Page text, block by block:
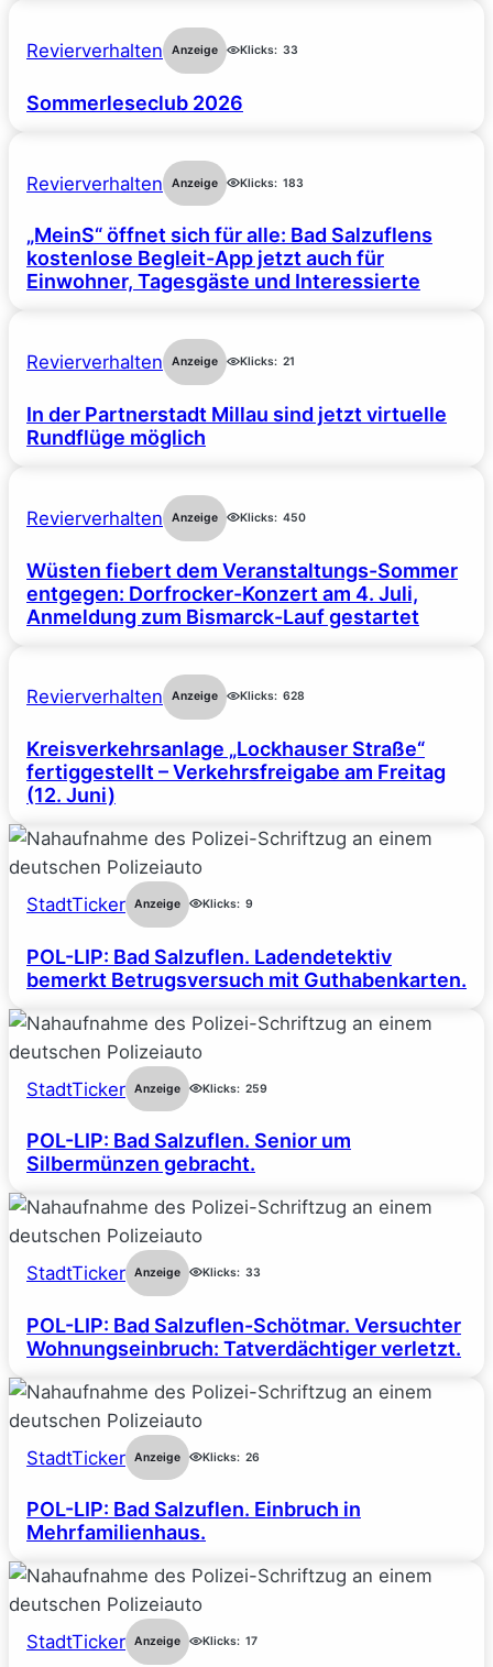
Revierverhalten Anzeige Klicks: 33
Sommerleseclub 2026
Revierverhalten Anzeige Klicks: 183
„MeinS“ öffnet sich für alle: Bad Salzuflens
kostenlose Begleit-App jetzt auch für
Einwohner, Tagesgäste und Interessierte
Revierverhalten Anzeige Klicks: 21
In der Partnerstadt Millau sind jetzt virtuelle
Rundflüge möglich
Revierverhalten Anzeige Klicks: 450
Wüsten fiebert dem Veranstaltungs-Sommer
entgegen: Dorfrocker-Konzert am 4. Juli,
Anmeldung zum Bismarck-Lauf gestartet
Revierverhalten Anzeige Klicks: 628
Kreisverkehrsanlage „Lockhauser Straße“
fertiggestellt – Verkehrsfreigabe am Freitag
(12. Juni)
StadtTicker Anzeige Klicks: 9
POL-LIP: Bad Salzuflen. Ladendetektiv
bemerkt Betrugsversuch mit Guthabenkarten.
StadtTicker Anzeige Klicks: 259
POL-LIP: Bad Salzuflen. Senior um
Silbermünzen gebracht.
StadtTicker Anzeige Klicks: 33
POL-LIP: Bad Salzuflen-Schötmar. Versuchter
Wohnungseinbruch: Tatverdächtiger verletzt.
StadtTicker Anzeige Klicks: 26
POL-LIP: Bad Salzuflen. Einbruch in
Mehrfamilienhaus.
StadtTicker Anzeige Klicks: 17